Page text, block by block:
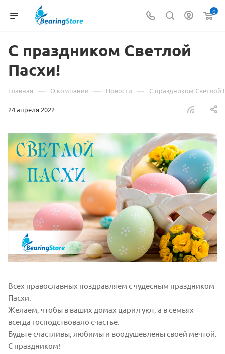
0
С праздником Светлой
Пасхи!
Главная — О компании — Новости — С праздником Светлой
24 апреля 2022
Всех православных поздравляем с чудесным праздником
Пасхи.
Желаем, чтобы в ваших домах царил уют, а в семьях
всегда господствовало счастье.
Будьте счастливы, любимы и воодушевлены своей мечтой.
С праздником!